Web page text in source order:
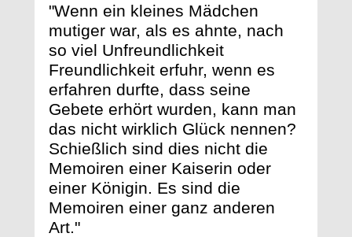
"Wenn ein kleines Mädchen
mutiger war, als es ahnte, nach
so viel Unfreundlichkeit
Freundlichkeit erfuhr, wenn es
erfahren durfte, dass seine
Gebete erhört wurden, kann man
das nicht wirklich Glück nennen?
Schießlich sind dies nicht die
Memoiren einer Kaiserin oder
einer Königin. Es sind die
Memoiren einer ganz anderen
Art."